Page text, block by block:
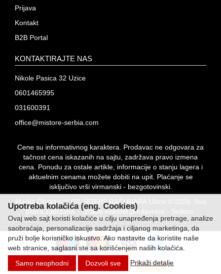
Prijava
Kontakt
B2B Portal
KONTAKTIRAJTE NAS
Nikole Pasica 32 Uzice
0601465995
031600391
office@mistore-serbia.com
Cene su informativnog karaktera. Prodavac ne odgovara za
tačnost cena iskazanih na sajtu, zadržava pravo izmena
cena. Ponudu za ostale artikle, informacije o stanju lagera i
aktuelnim cenama možete dobiti na upit. Plaćanje se
isključivo vrši virmanski - bezgotovinski.
Marko Obradović PR SERVIS RAČUNARA Užice © 2026. Sva
prava zadržana. -Izrada internet prodavnice - Selltico.
Upotreba kolačića (eng. Cookies)
Ovaj web sajt koristi kolačiće u cilju unapređenja pretrage, analize
saobraćaja, personalizacije sadržaja i ciljanog marketinga, da
pruži bolje korisničko iskustvo. Ako nastavite da koristite naše
web stranice, saglasni ste sa korišćenjem naših kolačića.
Samo neophodni
Dozvoli sve Prikaži detalje